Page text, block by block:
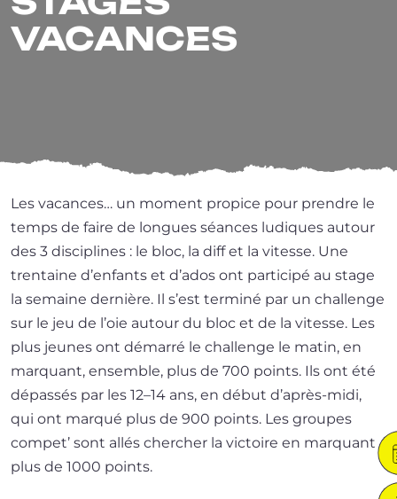
VACANCES
Les vacances… un moment pro­pice pour prendre le
temps de faire de longues séances ludiques autour
des 3 dis­ci­plines : le bloc, la diff et la vitesse. Une
tren­taine d’en­fants et d’a­dos ont par­ti­ci­pé au stage
la semaine der­nière. Il s’est ter­mi­né par un chal­lenge
sur le jeu de l’oie autour du bloc et de la vitesse. Les
plus jeunes ont démar­ré le chal­lenge le matin, en
mar­quant, ensemble, plus de 700 points. Ils ont été
dépas­sés par les 12–14 ans, en début d’après-midi,
qui ont mar­qué plus de 900 points. Les groupes
com­pet’ sont allés cher­cher la vic­toire en mar­quant
plus de 1000 points.